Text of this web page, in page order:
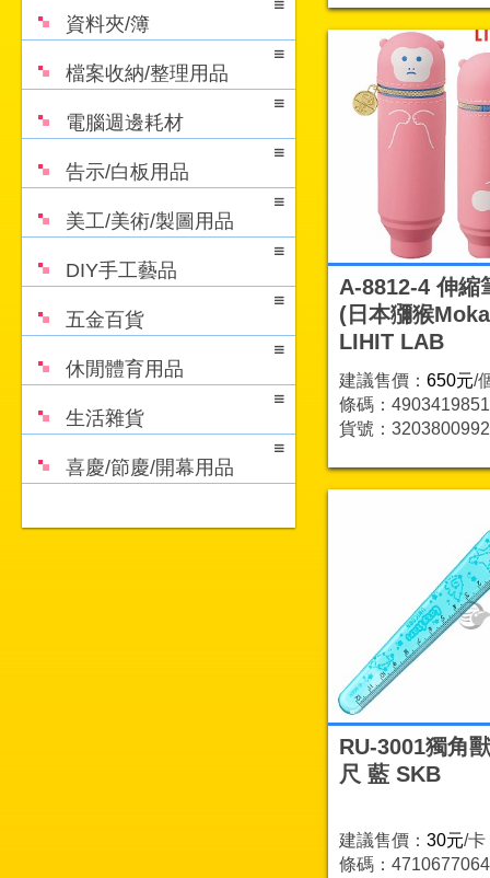
資料夾/簿
檔案收納/整理用品
電腦週邊耗材
告示/白板用品
美工/美術/製圖用品
DIY手工藝品
五金百貨
休閒體育用品
生活雜貨
喜慶/節慶/開幕用品
A-8812-4 伸縮
(日本獼猴
LIHIT LAB
建議售價： 650元/
條碼：
貨號：3203800992
RU-3001獨角
尺 藍 SKB
建議售價： 30元/卡
條碼：